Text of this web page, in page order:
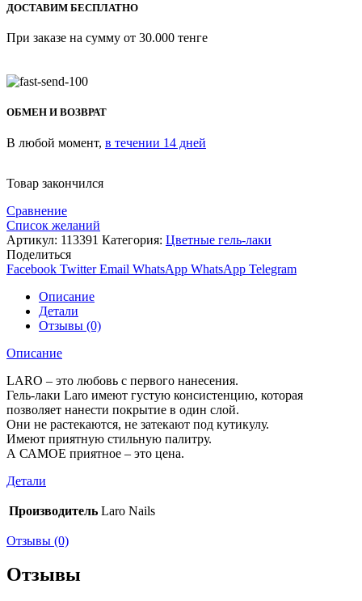
ДОСТАВИМ БЕСПЛАТНО
При заказе на сумму от 30.000 тенге
ОБМЕН И ВОЗВРАТ
В любой момент, в течении 14 дней
Товар закончился
Сравнение
Список желаний
Артикул: 113391 Категория: Цветные гель-лаки
Поделиться
Facebook Twitter Email WhatsApp WhatsApp Telegram
Описание
Детали
Отзывы (0)
Описание
LARO – это любовь с первого нанесения.
Гель-лаки Laro имеют густую консистенцию, которая
позволяет нанести покрытие в один слой.
Они не растекаются, не затекают под кутикулу.
Имеют приятную стильную палитру.
А САМОЕ приятное – это цена.
Детали
Производитель Laro Nails
Отзывы (0)
Отзывы